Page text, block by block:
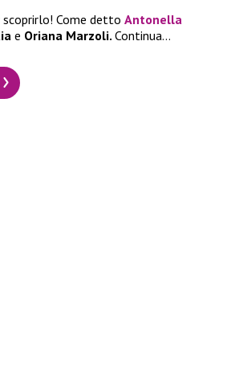
scoprirlo! Come detto Antonella
e Oriana Marzoli. Continua…